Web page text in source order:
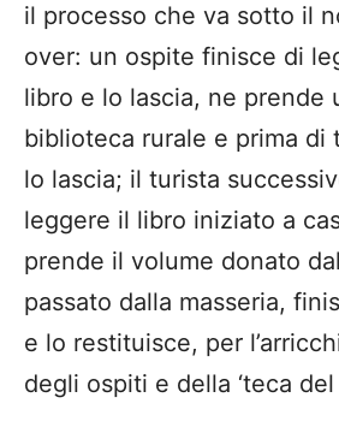
il processo che va sotto il
over: un ospite finisce di
libro e lo lascia, ne prende
biblioteca rurale e prima di
lo lascia; il turista
leggere il libro iniziato a
prende il volume donato
passato dalla masseria,
e lo restituisce, per
degli ospiti e della ‘teca del